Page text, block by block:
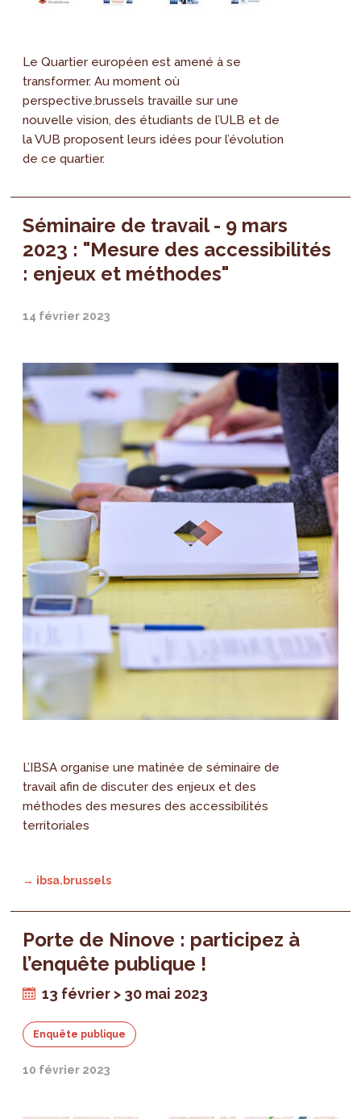
Le Quartier européen est amené à se
transformer. Au moment où
perspective.brussels travaille sur une
nouvelle vision, des étudiants de l’ULB et de
la VUB proposent leurs idées pour l’évolution
de ce quartier.
Séminaire de travail - 9 mars
2023 : "Mesure des accessibilités
: enjeux et méthodes"
14 février 2023
L’IBSA organise une matinée de séminaire de
travail afin de discuter des enjeux et des
méthodes des mesures des accessibilités
territoriales
→ ibsa.brussels
Porte de Ninove : participez à
l’enquête publique !
13 février > 30 mai 2023
Enquête publique
10 février 2023